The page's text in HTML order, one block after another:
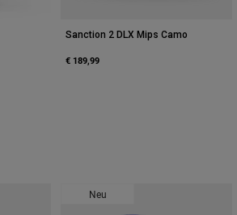
of Mattes Schwarz.
type of Rot.
Sanction 2 DLX Mips Camo
€ 189,99
Neu